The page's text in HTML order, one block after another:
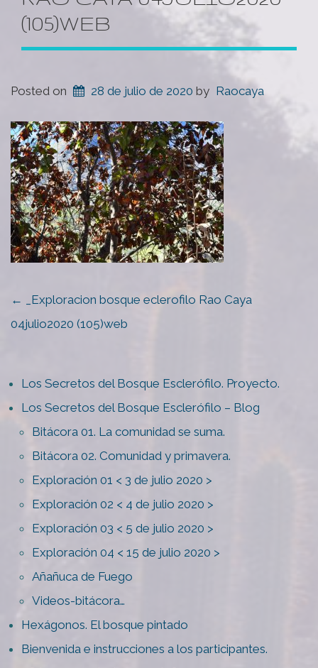
(105)WEB
Posted on 28 de julio de 2020 by Raocaya
POST
NAVIGATION
←
_Exploracion bosque eclerofilo Rao Caya
04julio2020 (105)web
Los Secretos del Bosque Esclerófilo. Proyecto.
Los Secretos del Bosque Esclerófilo – Blog
Bitácora 01. La comunidad se suma.
Bitácora 02. Comunidad y primavera.
Exploración 01 < 3 de julio 2020 >
Exploración 02 < 4 de julio 2020 >
Exploración 03 < 5 de julio 2020 >
Exploración 04 < 15 de julio 2020 >
Añañuca de Fuego
Videos-bitácora…
Hexágonos. El bosque pintado
Bienvenida e instrucciones a los participantes.